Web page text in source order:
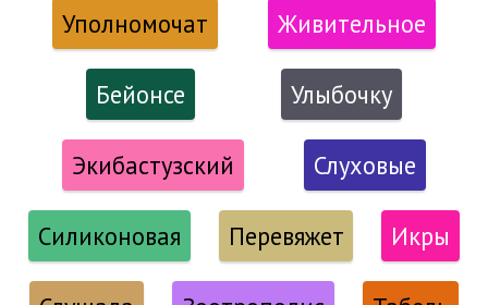
Уполномочат Живительное
Бейонсе Улыбочку
Экибастузский Слуховые
Силиконовая Перевяжет Икры